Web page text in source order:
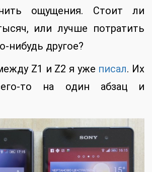
ощущения. Стоит ли
или лучше потратить
нибудь другое?
Z1 и Z2 я уже писал. Их
то на один абзац и